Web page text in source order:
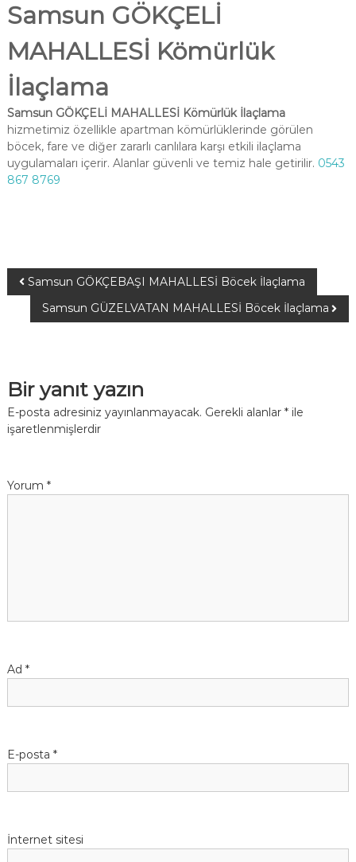
Samsun GÖKÇELİ
MAHALLESİ Kömürlük
İlaçlama
Samsun GÖKÇELİ MAHALLESİ Kömürlük İlaçlama
hizmetimiz özellikle apartman kömürlüklerinde görülen
böcek, fare ve diğer zararlı canlılara karşı etkili ilaçlama
uygulamaları içerir. Alanlar güvenli ve temiz hale getirilir. 0543
867 8769
Samsun GÖKÇEBAŞI MAHALLESİ Böcek İlaçlama
Samsun GÜZELVATAN MAHALLESİ Böcek İlaçlama
Bir yanıt yazın
E-posta adresiniz yayınlanmayacak. Gerekli alanlar *ile
işaretlenmişlerdir
Yorum *
Ad *
E-posta *
İnternet sitesi